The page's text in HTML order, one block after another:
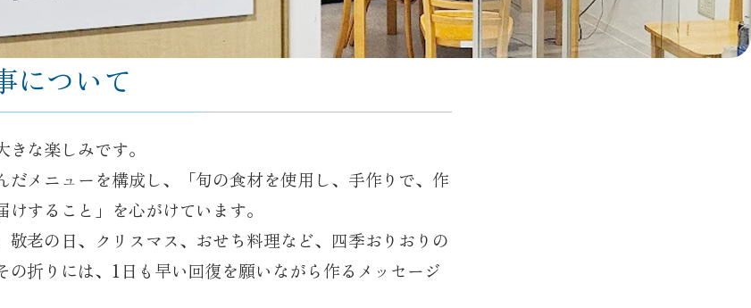
について
な楽しみです。
だメニューを構成し、「旬の食材を使用し、手作りで、作
すること」を心がけています。
敬老の日、クリスマス、おせち料理など、四季おりおりの
の折りには、1日も早い回復を願いながら作るメッセージ